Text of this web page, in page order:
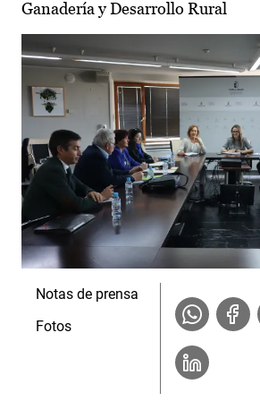
Ganadería y Desarrollo Rural
Notas de prensa
Fotos